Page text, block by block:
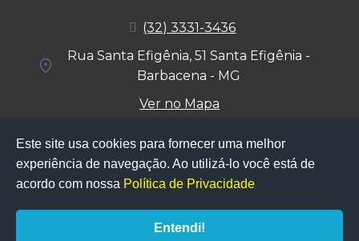
(32) 3331-3436
location_on Rua Santa Efigênia, 51Santa Efigênia -
Barbacena - MG
Ver no Mapa
Este site usa cookies para fornecer uma melhor
experiência de navegação. Ao utilizá-lo você está de
acordo com nossa Política de Privacidade
Entendi!